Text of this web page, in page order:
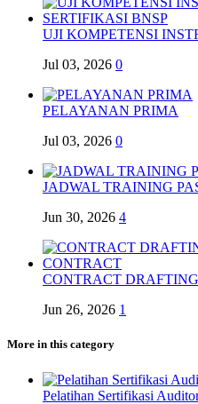
UJI KOMPETENSI
Jul 03, 2026 0
PELAYANAN PRIMA
Jul 03, 2026 0
JADWAL TRAINING
Jun 30, 2026 4
CONTRACT
Jun 26, 2026 1
More in this category
Pelatihan Sertifikasi